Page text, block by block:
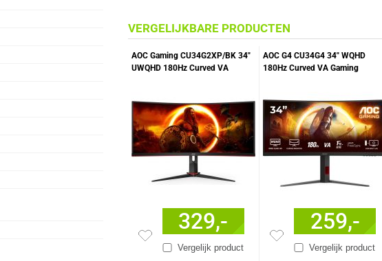
VERGELIJKBARE PRODUCTEN
AOC Gaming CU34G2XP/BK 34"
UWQHD 180Hz Curved VA
Vergelijk product
329,-
AOC G4 CU34G4 34" WQHD
180Hz Curved VA Gaming
Vergelijk product
259,-